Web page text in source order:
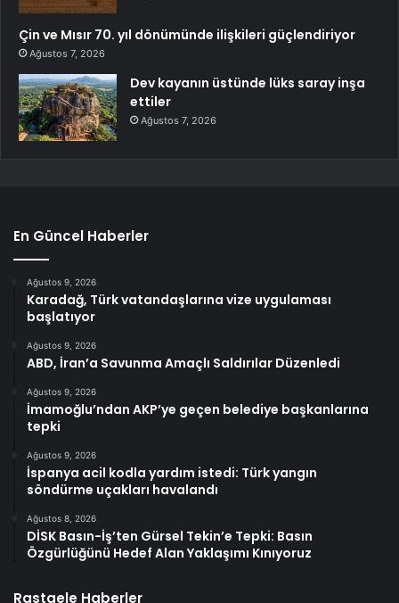
Çin ve Mısır 70. yıl dönümünde ilişkileri güçlendiriyor
Ağustos 7, 2026
Dev kayanın üstünde lüks saray inşa
ettiler
Ağustos 7, 2026
En Güncel Haberler
Ağustos 9, 2026
Karadağ, Türk vatandaşlarına vize uygulaması
başlatıyor
Ağustos 9, 2026
ABD, İran’a Savunma Amaçlı Saldırılar Düzenledi
Ağustos 9, 2026
İmamoğlu’ndan AKP’ye geçen belediye başkanlarına
tepki
Ağustos 9, 2026
İspanya acil kodla yardım istedi: Türk yangın
söndürme uçakları havalandı
Ağustos 8, 2026
DİSK Basın-İş’ten Gürsel Tekin’e Tepki: Basın
Özgürlüğünü Hedef Alan Yaklaşımı Kınıyoruz
Rastgele Haberler